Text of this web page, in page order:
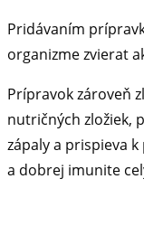
Pridávaním
organizme zvierat
Prípravok zároveň
nutričných zložiek,
zápaly a prispieva
a dobrej imunite